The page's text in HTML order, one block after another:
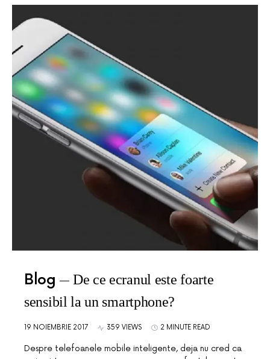
Blog
De ce ecranul este foarte
sensibil la un smartphone?
19 NOIEMBRIE 2017 359 VIEWS 2 MINUTE READ
Despre telefoanele mobile inteligente, deja nu cred ca